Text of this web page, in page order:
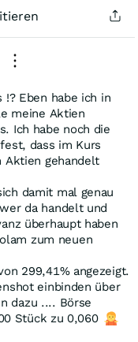
Eben habe ich in
meine Aktien
Ich habe noch die
dass im Kurs
Aktien gehandelt
damit mal genau
da handelt und
überhaupt haben
zum neuen
299,41% angezeigt.
einbinden über
dazu .... Börse
Stück zu 0,060